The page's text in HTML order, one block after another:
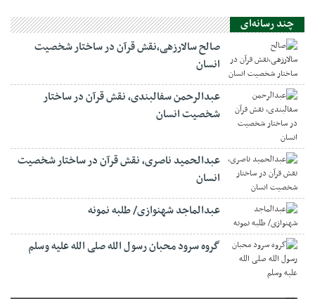
چند رسانه‌ای
صالح سالارزهی،‌نقش قرآن در ساختار شخصیت
انسان
عبدالرحمن سفالبندی، نقش قرآن در ساختار
شخصیت انسان
عبدالحمید ناصری، نقش قرآن در ساختار شخصیت
انسان
عبدالماجد شهنوازی/ طلبه نمونه
گروه سرود محبان رسول الله صلی الله علیه وسلم
صالح سالارزهی،‌نقش قرآن در ساختار شخصیت انسان